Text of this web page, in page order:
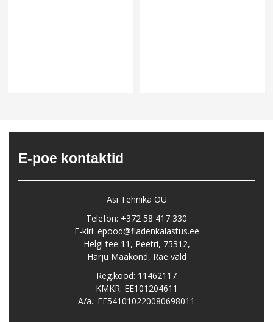
E-poe kontaktid
Asi Tehnika OÜ
Telefon: +372 58 417 330
E-kiri: epood@fladenkalastus.ee
Helgi tee 11, Peetri, 75312,
Harju Maakond, Rae vald
Reg.kood: 11462117
KMKR: EE101204611
A/a.: EE541010220080698011